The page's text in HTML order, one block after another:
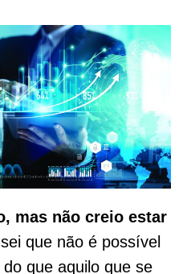
mas não creio estar
que não é possível
que aquilo que se